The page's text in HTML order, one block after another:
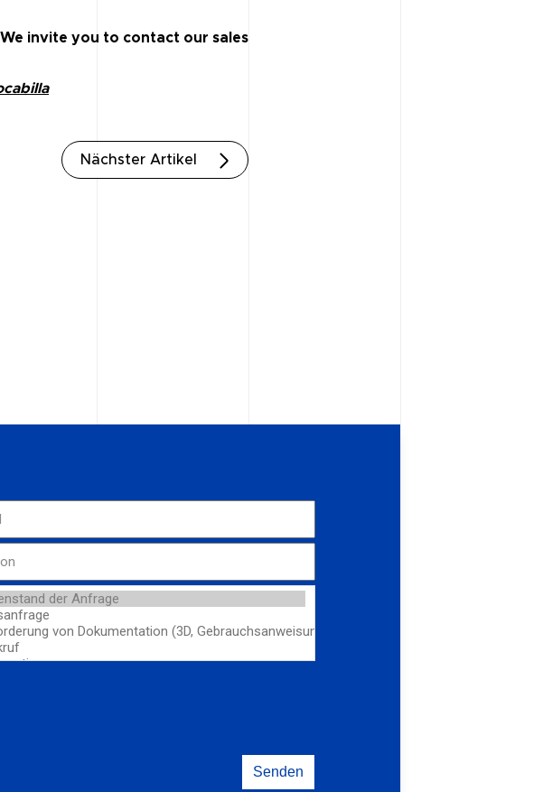
invite you to contact our sales
Nächster Artikel